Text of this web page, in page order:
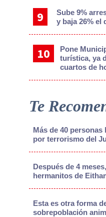
Sube 9%
y baja 26% el
Pone
turística, ya
cuartos de
Te
Más de 40
por terrorismo del
Después de 4
hermanitos de
Esta es otra forma
sobrepoblación